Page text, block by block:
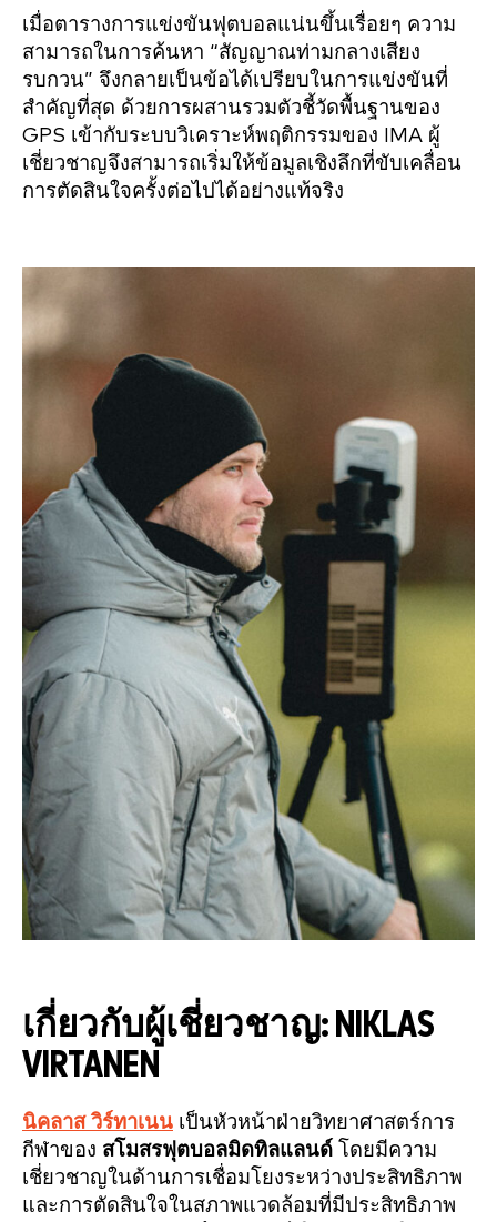
เมื่อตารางการแข่งขันฟุตบอลแน่นขึ้นเรื่อยๆ ความ
สามารถในการค้นหา “สัญญาณท่ามกลางเสียง
รบกวน” จึงกลายเป็นข้อได้เปรียบในการแข่งขันที่
สำคัญที่สุด ด้วยการผสานรวมตัวชี้วัดพื้นฐานของ
GPS เข้ากับระบบวิเคราะห์พฤติกรรมของ IMA ผู้
เชี่ยวชาญจึงสามารถเริ่มให้ข้อมูลเชิงลึกที่ขับเคลื่อน
การตัดสินใจครั้งต่อไปได้อย่างแท้จริง
เกี่ยวกับผู้เชี่ยวชาญ: NIKLAS
VIRTANEN
นิคลาส วิร์ทาเนน เป็นหัวหน้าฝ่ายวิทยาศาสตร์การ
กีฬาของ สโมสรฟุตบอลมิดทิลแลนด์ โดยมีความ
เชี่ยวชาญในด้านการเชื่อมโยงระหว่างประสิทธิภาพ
และการตัดสินใจในสภาพแวดล้อมที่มีประสิทธิภาพ